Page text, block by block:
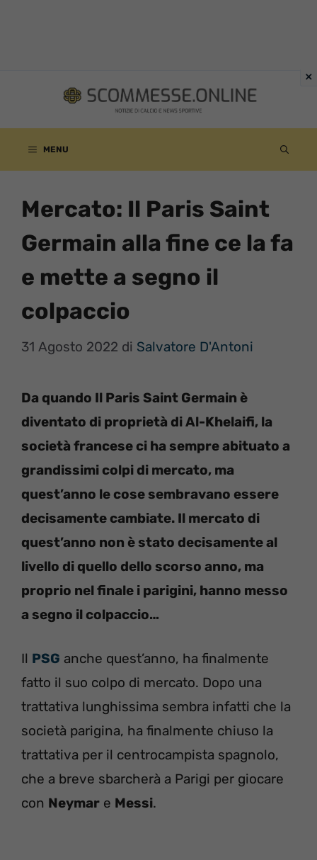
contenuto
MENU
Mercato: Il Paris Saint
Germain alla fine ce la fa
e mette a segno il
colpaccio
31 Agosto 2022 di Salvatore D'Antoni
Da quando Il Paris Saint Germain è
diventato di proprietà di Al-Khelaifi, la
società francese ci ha sempre abituato a
grandissimi colpi di mercato, ma
quest’anno le cose sembravano essere
decisamente cambiate. Il mercato di
quest’anno non è stato decisamente al
livello di quello dello scorso anno, ma
proprio nel finale i parigini, hanno messo
a segno il colpaccio…
Il PSG anche quest’anno, ha finalmente
fatto il suo colpo di mercato. Dopo una
trattativa lunghissima sembra infatti che la
società parigina, ha finalmente chiuso la
trattativa per il centrocampista spagnolo,
che a breve sbarcherà a Parigi per giocare
con Neymar e Messi.